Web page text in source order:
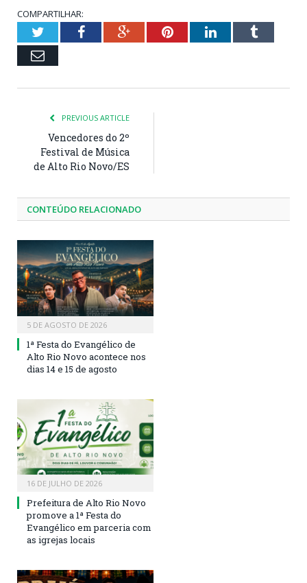
COMPARTILHAR:
TwitterFacebookGoogle+PinterestLinkedInTumblr
Email
PREVIOUS ARTICLE
Vencedores do 2º
Festival de Música
de Alto Rio Novo/ES
CONTEÚDO RELACIONADO
5 DE AGOSTO DE 2026
1ª Festa do Evangélico de
Alto Rio Novo acontece nos
dias 14 e 15 de agosto
16 DE JULHO DE 2026
Prefeitura de Alto Rio Novo
promove a 1ª Festa do
Evangélico em parceria com
as igrejas locais